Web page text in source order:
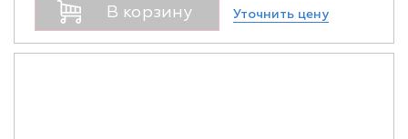
В корзину Уточнить цену